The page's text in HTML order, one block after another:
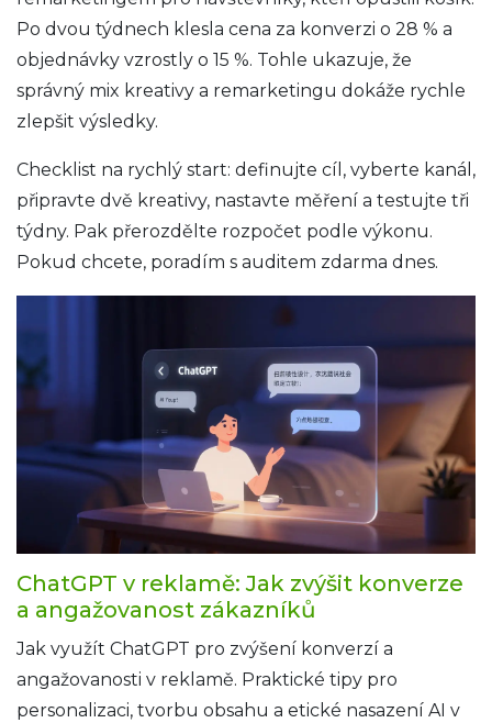
Po dvou týdnech klesla cena za konverzi o 28 % a
objednávky vzrostly o 15 %. Tohle ukazuje, že
správný mix kreativy a remarketingu dokáže rychle
zlepšit výsledky.
Checklist na rychlý start: definujte cíl, vyberte kanál,
připravte dvě kreativy, nastavte měření a testujte tři
týdny. Pak přerozdělte rozpočet podle výkonu.
Pokud chcete, poradím s auditem zdarma dnes.
ChatGPT v reklamě: Jak zvýšit konverze
a angažovanost zákazníků
Jak využít ChatGPT pro zvýšení konverzí a
angažovanosti v reklamě. Praktické tipy pro
personalizaci, tvorbu obsahu a etické nasazení AI v